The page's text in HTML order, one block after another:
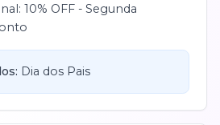
10% OFF - Segunda
Dia dos Pais